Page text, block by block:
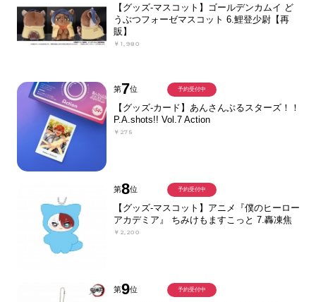
【グッズ-マスコット】ゴールデンカムイ ど
うぶつフォーゼマスコット 6.鯉登少尉【再
販】
￥1,980
第7位
【グッズ-カード】あんさんぶるスターズ！！
P.A.shots!! Vol.7 Action
￥275
予約受付中
第8位
【グッズ-マスコット】アニメ『僕のヒーロー
アカデミア』 ちみけもますこっと 7.轟凍焦
￥2,200
予約受付中
第9位 予約受付中